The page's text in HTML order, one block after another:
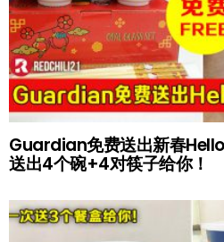
Guardian免费送出新春
送出4个碗+4对筷子给你！